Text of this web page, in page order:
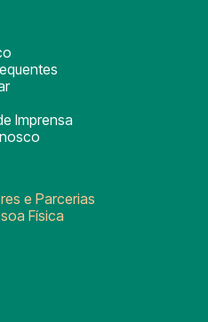
Imprensa
e Parcerias
Física